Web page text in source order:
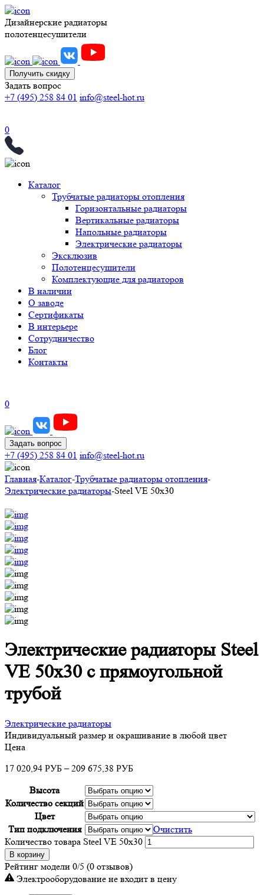
Дизайнерские радиаторы
полотенцесушители
Получить скидку
Задать вопрос
+7 (495) 258 84 01 info@steel-hot.ru
0
Каталог
Трубчатые радиаторы отопления
Горизонтальные радиаторы
Вертикальные радиаторы
Напольные радиаторы
Электрические радиаторы
Эксклюзив
Полотенцесушители
Комплектующие для радиаторов
В наличии
О заводе
Сертификаты
В интерьере
Сотрудничество
Блог
Контакты
0
Задать вопрос
+7 (495) 258 84 01 info@steel-hot.ru
Главная-Каталог-Трубчатые радиаторы отопления-
Электрические радиаторы-Steel VE 50х30
Электрические радиаторы Steel
VE 50х30 с прямоугольной
трубой
Электрические радиаторы
Индивидуальный размер и окрашивание в любой цвет
Цена
17 020,94 РУБ–209 675,38 РУБ
Высота
Количество секций
Цвет
Тип подключения
Очистить
Количество товара Steel VE 50х30
В корзину
Рейтинг модели 0/5 (0 отзывов)
Электрооборудование не входит в цену